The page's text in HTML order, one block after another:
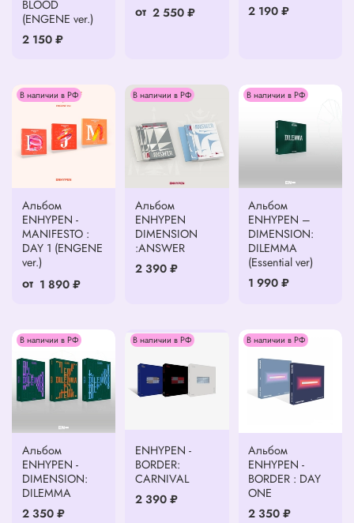
BLOOD
(ENGENE ver.)
2 150 ₽
от 2 550 ₽
2 190 ₽
В наличии в РФ
Альбом
ENHYPEN -
MANIFESTO :
DAY 1 (ENGENE
ver.)
от 1 890 ₽
В наличии в РФ
Альбом
ENHYPEN
DIMENSION
:ANSWER
2 390 ₽
В наличии в РФ
Альбом
ENHYPEN –
DIMENSION:
DILEMMA
(Essential ver)
1 990 ₽
В наличии в РФ
Альбом
ENHYPEN -
DIMENSION:
DILEMMA
2 350 ₽
В наличии в РФ
ENHYPEN -
BORDER:
CARNIVAL
2 390 ₽
В наличии в РФ
Альбом
ENHYPEN -
BORDER : DAY
ONE
2 350 ₽